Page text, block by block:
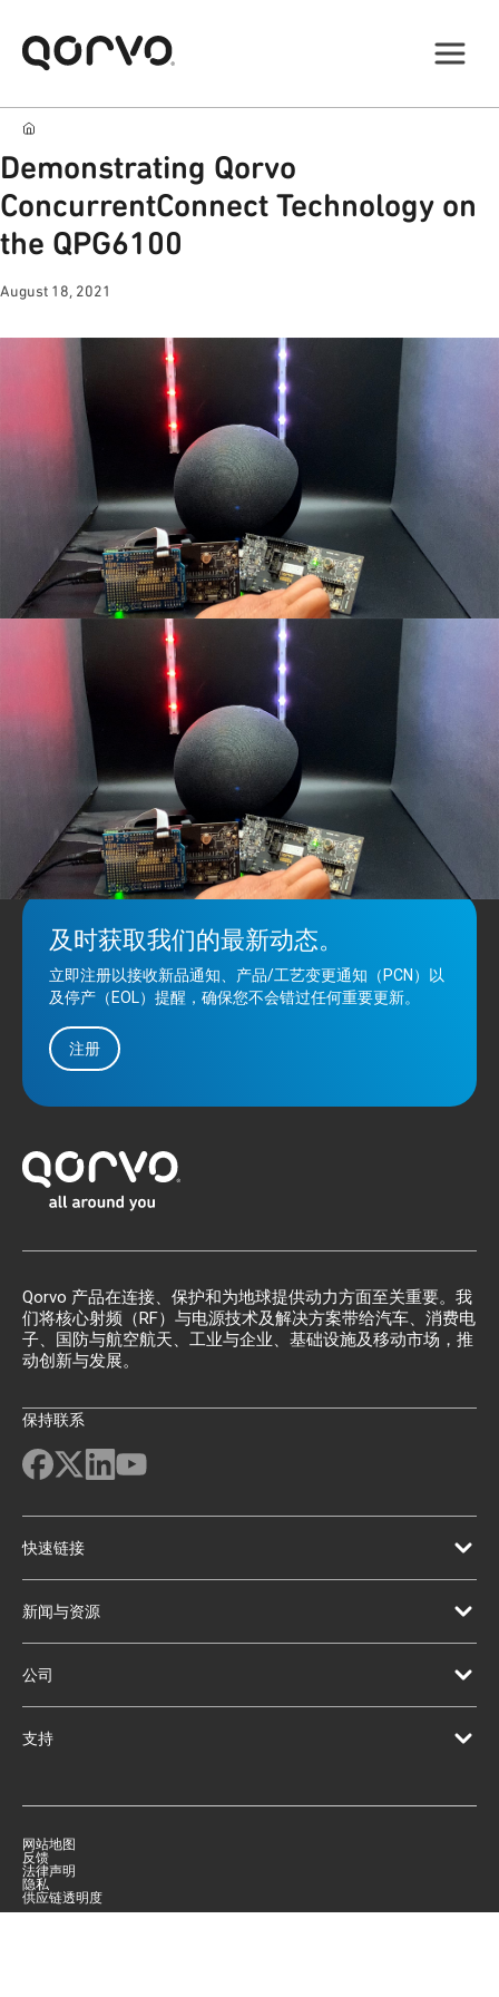
Demonstrating Qorvo
ConcurrentConnect Technology on
the QPG6100
August 18, 2021
演示: 观看Qorvo在 QPG6100 上独特的
亚马逊的Alexa与Zigbee上的LED灯以及通过蓝牙®网状节点与另
一个LED灯无缝连接。
及时获取我们的最新动态。
立即注册以接收新品通知、产品/工艺变更通知（PCN）以
及停产（EOL）提醒，确保您不会错过任何重要更新。
注册
Qorvo 产品在连接、保护和为地球提供动力方面至关重要。我
们将核心射频（RF）与电源技术及解决方案带给汽车、消费电
子、国防与航空航天、工业与企业、基础设施及移动市场，推
动创新与发展。
保持联系
快速链接
新闻与资源
公司
支持
网站地图
反馈
法律声明
隐私
供应链透明度